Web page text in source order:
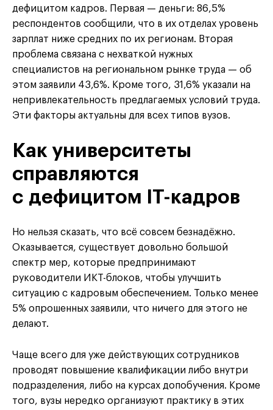
дефицитом кадров. Первая — деньги: 86,5%
респондентов сообщили, что в их отделах уровень
зарплат ниже средних по их регионам. Вторая
проблема связана с нехваткой нужных
специалистов на региональном рынке труда — об
этом заявили 43,6%. Кроме того, 31,6% указали на
непривлекательность предлагаемых условий труда.
Эти факторы актуальны для всех типов вузов.
Как университеты
справляются
с дефицитом IT-кадров
Но нельзя сказать, что всё совсем безнадёжно.
Оказывается, существует довольно большой
спектр мер, которые предпринимают
руководители ИКТ-блоков, чтобы улучшить
ситуацию с кадровым обеспечением. Только менее
5% опрошенных заявили, что ничего для этого не
делают.
Чаще всего для уже действующих сотрудников
проводят повышение квалификации либо внутри
подразделения, либо на курсах допобучения. Кроме
того, вузы нередко организуют практику в этих